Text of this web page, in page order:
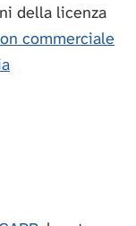
della licenza
commerciale